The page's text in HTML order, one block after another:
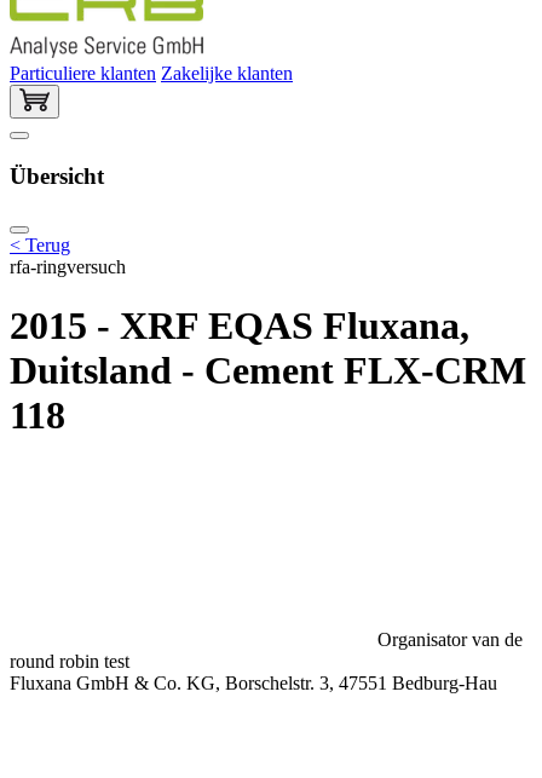
Particuliere klanten Zakelijke klanten
Übersicht
< Terug
rfa-ringversuch
2015 - XRF EQAS Fluxana,
Duitsland - Cement FLX-CRM
118
Organisator van de
round robin test
Fluxana GmbH & Co. KG, Borschelstr. 3, 47551 Bedburg-Hau